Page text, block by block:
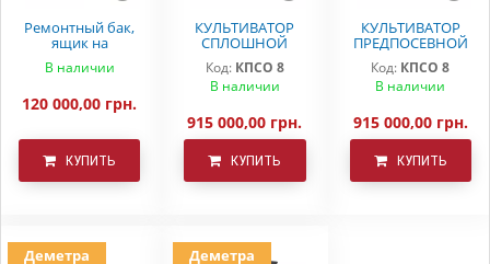
Ремонтный бак,
ящик на
вариаторную
сеялку СЗ 5.4
В наличии
120 000,00 грн.
КУПИТЬ
КУЛЬТИВАТОР
СПЛОШНОЙ
ОБРАБОТКИ
ДЕМЕТРА КПСО-8
Код: КПСО 8
В наличии
915 000,00 грн.
КУПИТЬ
КУЛЬТИВАТОР
ПРЕДПОСЕВНОЙ
ОБРАБОТКИ
КПСО-8 ДЕМЕТРА
Код: КПСО 8
В наличии
915 000,00 грн.
КУПИТЬ
Деметра Деметра